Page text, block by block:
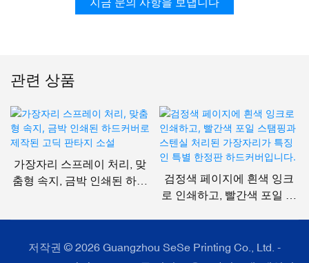
관련 상품
가장자리 스프레이 처리, 맞
춤형 속지, 금박 인쇄된 하드
검정색 페이지에 흰색 잉크
로 인쇄하고, 빨간색 포일 스
하드커버입니다.
저작권 © 2026 Guangzhou SeSe Printing Co., Ltd. -